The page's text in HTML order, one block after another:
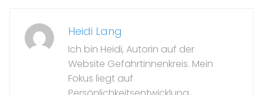
Heidi Lang
Ich bin Heidi, Autorin auf der
Website Gefährtinnenkreis. Mein
Fokus liegt auf